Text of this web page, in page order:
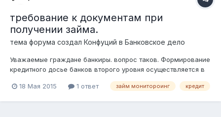
требование к документам при
получении займа.
тема форума создал Конфуций в Банковское дело
Уважаемые граждане банкиры. вопрос таков. Формирование
кредитного досье банков второго уровня осуществляется в
изменений). в данном постановлении указан конкретный
18 Мая 2015 1 ответ займ монитороинг кредит